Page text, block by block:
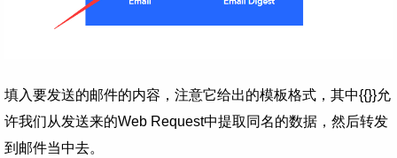
填入要发送的邮件的内容，注意它给出的模板格式，其中{{}}允
许我们从发送来的Web Request中提取同名的数据，然后转发
到邮件当中去。